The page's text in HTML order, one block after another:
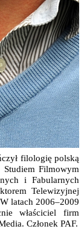
filologię polską
Filmowym
i Fabularnych
Telewizyjnej
latach 2006–2009
właściciel firm
Członek PAF.